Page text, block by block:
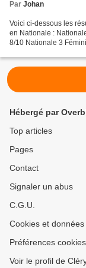
Par Johan
Voici ci-dessous les
en Nationale :
8/10 Nationale 3
Hébergé par
Top articles
Pages
Contact
Signaler un abus
C.G.U.
Cookies et
Préférences cookies
Voir le profil de